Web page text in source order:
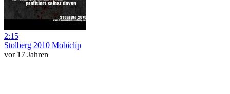
2:15
Stolberg 2010 Mobiclip
vor 17 Jahren